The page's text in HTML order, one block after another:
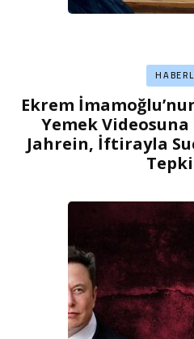
Ekrem
Yemek
Jahrein, İftirayla